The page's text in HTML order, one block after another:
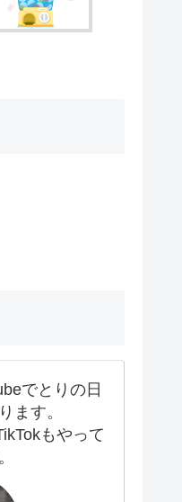
でとりの日
ます。
もやって